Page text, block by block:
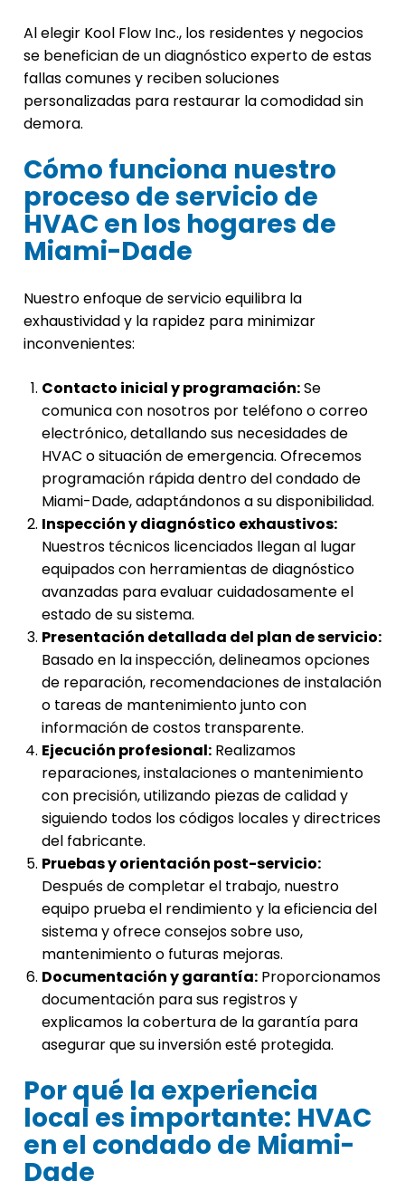
Al elegir Kool Flow Inc., los residentes y negocios
se benefician de un diagnóstico experto de estas
fallas comunes y reciben soluciones
personalizadas para restaurar la comodidad sin
demora.
Cómo funciona nuestro
proceso de servicio de
HVAC en los hogares de
Miami-Dade
Nuestro enfoque de servicio equilibra la
exhaustividad y la rapidez para minimizar
inconvenientes:
Contacto inicial y programación:Se
comunica con nosotros por teléfono o correo
electrónico, detallando sus necesidades de
HVAC o situación de emergencia. Ofrecemos
programación rápida dentro del condado de
Miami-Dade, adaptándonos a su disponibilidad.
Inspección y diagnóstico exhaustivos:
Nuestros técnicos licenciados llegan al lugar
equipados con herramientas de diagnóstico
avanzadas para evaluar cuidadosamente el
estado de su sistema.
Presentación detallada del plan de servicio:
Basado en la inspección, delineamos opciones
de reparación, recomendaciones de instalación
o tareas de mantenimiento junto con
información de costos transparente.
Ejecución profesional: Realizamos
reparaciones, instalaciones o mantenimiento
con precisión, utilizando piezas de calidad y
siguiendo todos los códigos locales y directrices
del fabricante.
Pruebas y orientación post-servicio:
Después de completar el trabajo, nuestro
equipo prueba el rendimiento y la eficiencia del
sistema y ofrece consejos sobre uso,
mantenimiento o futuras mejoras.
Documentación y garantía: Proporcionamos
documentación para sus registros y
explicamos la cobertura de la garantía para
asegurar que su inversión esté protegida.
Por qué la experiencia
local es importante: HVAC
en el condado de Miami-
Dade